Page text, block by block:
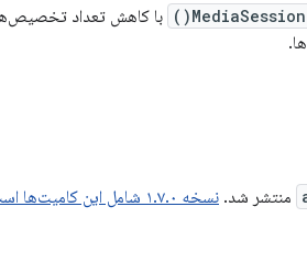
با کاهش تعداد
منتشر شد. نسخه ۱.۷.۰ شامل این کامیت‌ها است.